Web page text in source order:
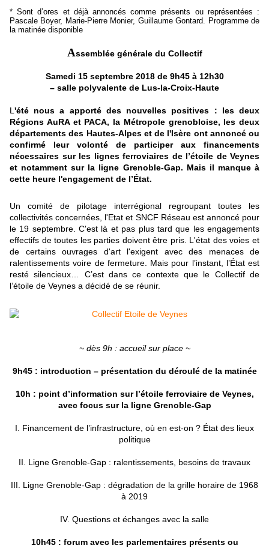
* Sont d’ores et déjà annoncés comme présents ou représentées :
Pascale Boyer, Marie-Pierre Monier, Guillaume Gontard. Programme de
la matinée disponible
Assemblée générale du Collectif
Samedi 15 septembre 2018 de 9h45 à 12h30
– salle polyvalente de Lus-la-Croix-Haute
L 'été nous a apporté des nouvelles positives : les deux
Régions AuRA et PACA, la Métropole grenobloise, les deux
départements des Hautes-Alpes et de l'Isère ont annoncé ou
confirmé leur volonté de participer aux financements
nécessaires sur les lignes ferroviaires de l’étoile de Veynes
et notamment sur la ligne Grenoble-Gap. Mais il manque à
cette heure l'engagement de l’État.
Un comité de pilotage interrégional regroupant toutes les
collectivités concernées, l'Etat et SNCF Réseau est annoncé pour
le 19 septembre. C'est là et pas plus tard que les engagements
effectifs de toutes les parties doivent être pris. L'état des voies et
de certains ouvrages d'art l'exigent avec des menaces de
ralentissements voire de fermeture. Mais pour l’instant, l’État est
resté silencieux… C’est dans ce contexte que le Collectif de
l’étoile de Veynes a décidé de se réunir.
~ dès 9h : accueil sur place ~
9h45 : introduction – présentation du déroulé de la matinée
10h : point d’information sur l’étoile ferroviaire de Veynes,
avec focus sur la ligne Grenoble-Gap
I. Financement de l’infrastructure, où en est-on ? État des lieux
politique
II. Ligne Grenoble-Gap : ralentissements, besoins de travaux
III. Ligne Grenoble-Gap : dégradation de la grille horaire de 1968
à 2019
IV. Questions et échanges avec la salle
10h45 : forum avec les parlementaires présents ou